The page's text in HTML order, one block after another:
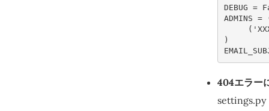
DEBUG =
ADMINS =
(
)
404エラー
settings.py